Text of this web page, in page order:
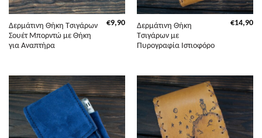
Δερμάτινη Θήκη Τσιγάρων
Σουέτ Μπορντώ με Θήκη
για Αναπτήρα
€9,90
Δερμάτινη Θήκη
Τσιγάρων με
Πυρογραφία Ιστιοφόρο
€14,90